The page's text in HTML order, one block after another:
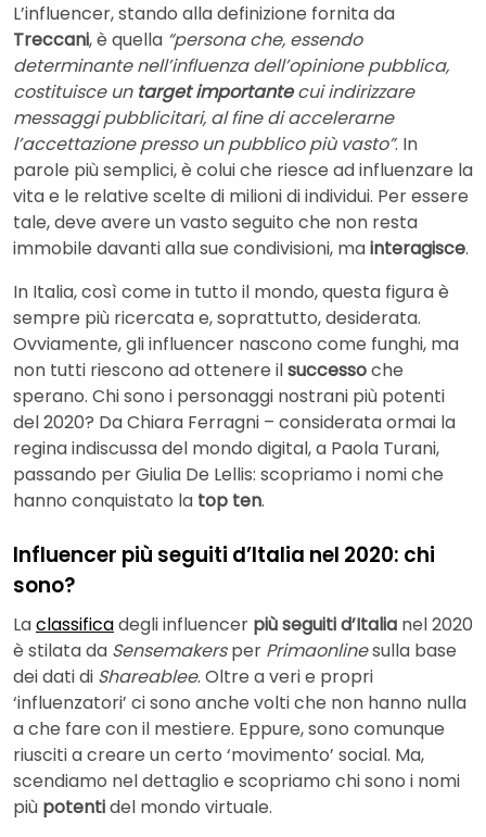
L’influencer, stando alla definizione fornita da
Treccani, è quella “persona che, essendo
determinante nell’influenza dell’opinione pubblica,
costituisce un target importantecui indirizzare
messaggi pubblicitari, al fine di accelerarne
l’accettazione presso un pubblico più vasto”. In
parole più semplici, è colui che riesce ad influenzare la
vita e le relative scelte di milioni di individui. Per essere
tale, deve avere un vasto seguito che non resta
immobile davanti alla sue condivisioni, mainteragisce.
In Italia, così come in tutto il mondo, questa figura è
sempre più ricercata e, soprattutto, desiderata.
Ovviamente, gli influencer nascono come funghi, ma
non tutti riescono ad ottenere ilsuccessoche
sperano. Chi sono i personaggi nostrani più potenti
del 2020? Da Chiara Ferragni – considerata ormai la
regina indiscussa del mondo digital, a Paola Turani,
passando per Giulia De Lellis: scopriamo i nomi che
hanno conquistato la top ten.
Influencer più seguiti d’Italia nel 2020: chi
sono?
Laclassificadegli influencer più seguiti d’Italia nel 2020
è stilata da Sensemakersper Primaonlinesulla base
dei dati di Shareablee. Oltre a veri e propri
‘influenzatori’ ci sono anche volti che non hanno nulla
a che fare con il mestiere. Eppure, sono comunque
riusciti a creare un certo ‘movimento’ social. Ma,
scendiamo nel dettaglio e scopriamo chi sono i nomi
più potentidel mondo virtuale.